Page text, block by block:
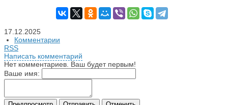
17.12.2025
Комментарии
RSS
Написать комментарий
Нет комментариев. Ваш будет первым!
Ваше имя: